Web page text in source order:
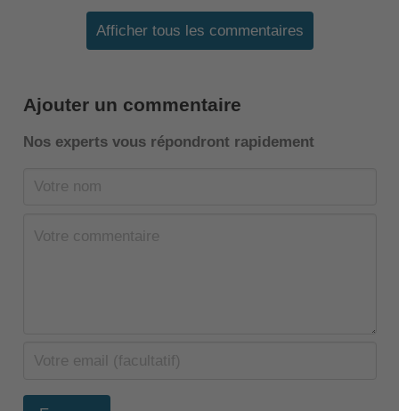
Afficher tous les commentaires
Ajouter un commentaire
Nos experts vous répondront rapidement